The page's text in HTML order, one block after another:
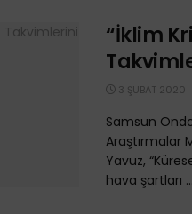
“İklim
3 ŞUBAT 2020
Samsun
Araştırmalar
Yavuz,
hava şartları ...